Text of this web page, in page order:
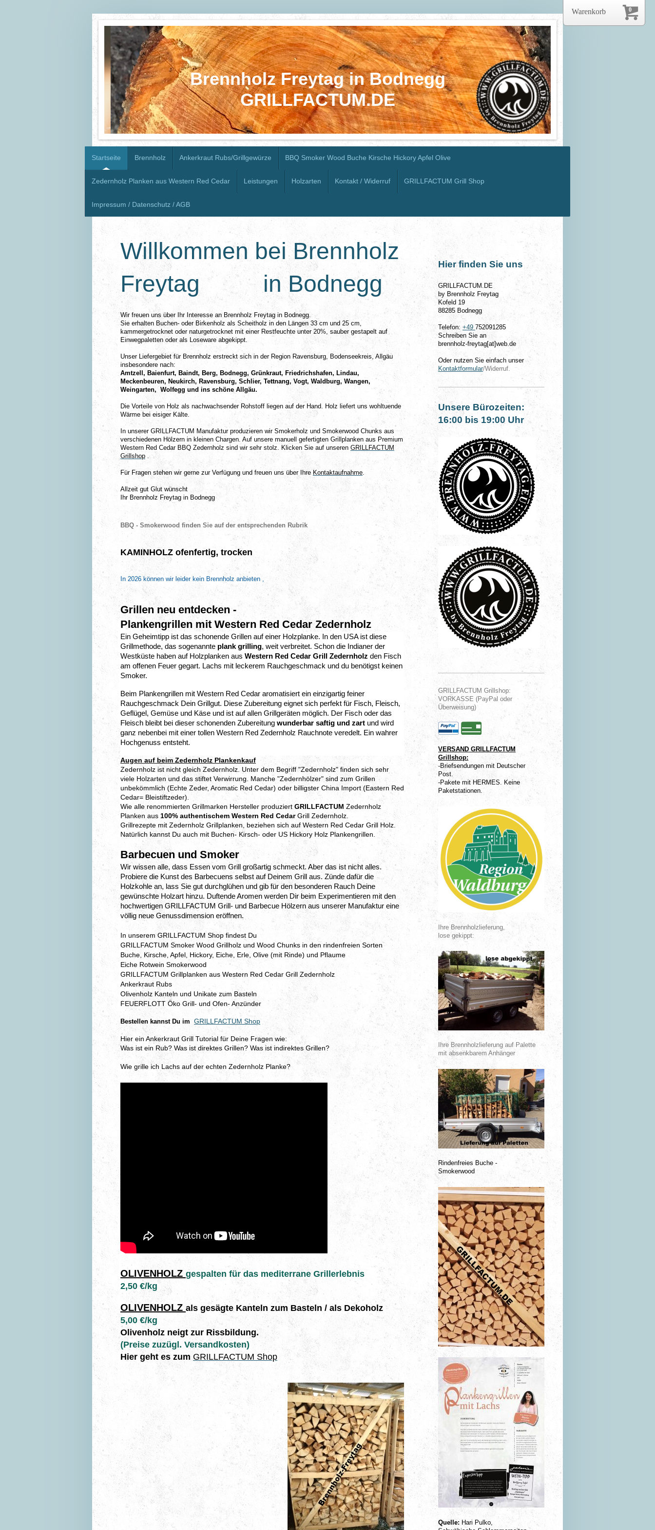
Brennholz Freytag in Bodnegg
GRILLFACTUM.DE
Startseite Brennholz Ankerkraut Rubs/Grillgewürze BBQ Smoker Wood Buche Kirsche Hickory Apfel Olive
Zedernholz Planken aus Western Red Cedar Leistungen Holzarten Kontakt / Widerruf GRILLFACTUM Grill Shop
Impressum / Datenschutz / AGB
Willkommen bei Brennholz
Freytag in Bodnegg
Wir freuen uns über Ihr Interesse an Brennholz Freytag in Bodnegg.
Sie erhalten Buchen- oder Birkenholz als Scheitholz in den Längen 33 cm und 25 cm,
kammergetrocknet oder naturgetrocknet mit einer Restfeuchte unter 20%, sauber gestapelt auf
Einwegpaletten oder als Loseware abgekippt.
Unser Liefergebiet für Brennholz erstreckt sich in der Region Ravensburg, Bodenseekreis, Allgäu
insbesondere nach:
Amtzell, Baienfurt, Baindt, Berg, Bodnegg, Grünkraut, Friedrichshafen, Lindau,
Meckenbeuren, Neukirch, Ravensburg, Schlier, Tettnang, Vogt, Waldburg, Wangen,
Weingarten, Wolfegg und ins schöne Allgäu.
Die Vorteile von Holz als nachwachsender Rohstoff liegen auf der Hand. Holz liefert uns wohltuende
Wärme bei eisiger Kälte.
In unserer GRILLFACTUM Manufaktur produzieren wir Smokerholz und Smokerwood Chunks aus
verschiedenen Hölzern in kleinen Chargen. Auf unsere manuell gefertigten Grillplanken aus Premium
Western Red Cedar BBQ Zedernholz sind wir sehr stolz. Klicken Sie auf unseren GRILLFACTUM
Grillshop .
Für Fragen stehen wir gerne zur Verfügung und freuen uns über IhreKontaktaufnahme.
Allzeit gut Glut wünscht
Ihr Brennholz Freytag in Bodnegg
BBQ - Smokerwood finden Sie auf der entsprechenden Rubrik
KAMINHOLZ ofenfertig, trocken
In 2026 können wir leider kein Brennholz anbieten ,
Grillen neu entdecken -
Plankengrillen mit Western Red Cedar Zedernholz
Ein Geheimtipp ist das schonende Grillen auf einer Holzplanke. In den USA ist diese
Grillmethode, das sogenannte plank grilling, weit verbreitet. Schon die Indianer der
Westküste haben auf Holzplanken aus Western Red Cedar Grill Zedernholz den Fisch
am offenen Feuer gegart. Lachs mit leckerem Rauchgeschmack und du benötigst keinen
Smoker.
Beim Plankengrillen mit Western Red Cedar aromatisiert ein einzigartig feiner
Rauchgeschmack Dein Grillgut. Diese Zubereitung eignet sich perfekt für Fisch, Fleisch,
Geflügel, Gemüse und Käse und ist auf allen Grillgeräten möglich. Der Fisch oder das
Fleisch bleibt bei dieser schonenden Zubereitung wunderbar saftig und zart und wird
ganz nebenbei mit einer tollen Western Red Zedernholz Rauchnote veredelt. Ein wahrer
Hochgenuss entsteht.
Augen auf beim Zedernholz Plankenkauf
Zedernholz ist nicht gleich Zedernholz. Unter dem Begriff "Zedernholz" finden sich sehr
viele Holzarten und das stiftet Verwirrung. Manche "Zedernhölzer" sind zum Grillen
unbekömmlich (Echte Zeder, Aromatic Red Cedar) oder billigster China Import (Eastern Red
Cedar= Bleistiftzeder).
Wie alle renommierten Grillmarken Hersteller produziert GRILLFACTUM Zedernholz
Planken aus 100% authentischem Western Red CedarGrill Zedernholz.
Grillrezepte mit Zedernholz Grillplanken, beziehen sich auf Western Red Cedar Grill Holz.
Natürlich kannst Du auch mit Buchen- Kirsch- oder US Hickory Holz Plankengrillen.
Barbecuen und Smoker
Wir wissen alle, dass Essen vom Grill großartig schmeckt. Aber das ist nicht alles.
Probiere die Kunst des Barbecuens selbst auf Deinem Grill aus. Zünde dafür die
Holzkohle an, lass Sie gut durchglühen und gib für den besonderen Rauch Deine
gewünschte Holzart hinzu. Duftende Aromen werden Dir beim Experimentieren mit den
hochwertigen GRILLFACTUM Grill- und Barbecue Hölzern aus unserer Manufaktur eine
völlig neue Genussdimension eröffnen.
In unserem GRILLFACTUM Shop findest Du
GRILLFACTUM Smoker Wood Grillholz und Wood Chunks in den rindenfreien Sorten
Buche, Kirsche, Apfel, Hickory, Eiche, Erle, Olive (mit Rinde) und Pflaume
Eiche Rotwein Smokerwood
GRILLFACTUM Grillplanken aus Western Red Cedar Grill Zedernholz
Ankerkraut Rubs
Olivenholz Kanteln und Unikate zum Basteln
FEUERFLOTT Öko Grill- und Ofen- Anzünder
Bestellen kannst Du im GRILLFACTUM Shop
Hier ein Ankerkraut Grill Tutorial für Deine Fragen wie:
Was ist ein Rub? Was ist direktes Grillen? Was ist indirektes Grillen?
Wie grille ich Lachs auf der echten Zedernholz Planke?
OLIVENHOLZ gespalten für das mediterrane Grillerlebnis
2,50 €/kg
OLIVENHOLZ als gesägte Kanteln zum Basteln / als Dekoholz
5,00 €/kg
Olivenholz neigt zur Rissbildung.
(Preise zuzügl. Versandkosten)
Hier geht es zum GRILLFACTUM Shop
Hier finden Sie uns
GRILLFACTUM.DE
by Brennholz Freytag
Kofeld 19
88285 Bodnegg
Telefon:+49752091285
Schreiben Sie an
brennholz-freytag[at]web.de
Oder nutzen Sie einfach unser
Kontaktformular/Widerruf.
Unsere Bürozeiten:
16:00 bis 19:00 Uhr
GRILLFACTUM Grillshop:
VORKASSE (PayPal oder
Überweisung)
VERSAND GRILLFACTUM
Grillshop:
-Briefsendungen mit Deutscher
Post.
-Pakete mit HERMES. Keine
Paketstationen.
Ihre Brennholzlieferung,
lose gekippt:
Ihre Brennholzlieferung auf Palette
mit absenkbarem Anhänger
Rindenfreies Buche -
Smokerwood
Quelle: Hari Pulko,
0
Warenkorb